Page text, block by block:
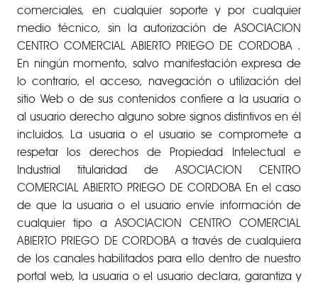
comerciales, en cualquier soporte y por cualquier
medio técnico, sin la autorización de ASOCIACION
CENTRO COMERCIAL ABIERTO PRIEGO DE CORDOBA .
En ningún momento, salvo manifestación expresa de
lo contrario, el acceso, navegación o utilización del
sitio Web o de sus contenidos confiere a la usuaria o
al usuario derecho alguno sobre signos distintivos en él
incluidos. La usuaria o el usuario se compromete a
respetar los derechos de Propiedad Intelectual e
Industrial titularidad de ASOCIACION CENTRO
COMERCIAL ABIERTO PRIEGO DE CORDOBA En el caso
de que la usuaria o el usuario envíe información de
cualquier tipo a ASOCIACION CENTRO COMERCIAL
ABIERTO PRIEGO DE CORDOBA a través de cualquiera
de los canales habilitados para ello dentro de nuestro
portal web, la usuaria o el usuario declara, garantiza y